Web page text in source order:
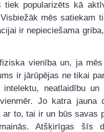
tiek popularizēts kā
mēs satiekam
ir nepieciešama
vienība un, ja
ir jārūpējas ne tikai
neatlaidību un
Jo katra jauna
to, tai ir un būs savas
Atšķirīgas šīs